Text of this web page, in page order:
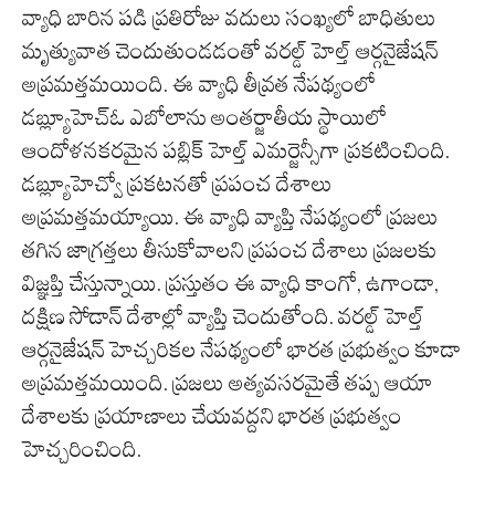
వ్యాధి బారిన పడి ప్రతిరోజు వదులు సంఖ్యలో బాధితులు
మృత్యువాత చెందుతుండడంతో వరల్డ్ హెల్త్ ఆర్గనైజేషన్
అప్రమత్తమయింది. ఈ వ్యాధి తీవ్రత నేపథ్యంలో
డబ్ల్యూహెచ్ఓ ఎబోలాను అంతర్జాతీయ స్థాయిలో
ఆందోళనకరమైన పబ్లిక్ హెల్త్ ఎమర్జెన్సీగా ప్రకటించింది.
డబ్ల్యూహెచ్వో ప్రకటనతో ప్రపంచ దేశాలు
అప్రమత్తమయ్యాయి. ఈ వ్యాధి వ్యాప్తి నేపథ్యంలో ప్రజలు
తగిన జాగ్రత్తలు తీసుకోవాలని ప్రపంచ దేశాలు ప్రజలకు
విజ్ఞప్తి చేస్తున్నాయి. ప్రస్తుతం ఈ వ్యాధి కాంగో, ఉగాండా,
దక్షిణ సోడాన్ దేశాల్లో వ్యాప్తి చెందుతోంది. వరల్డ్ హెల్త్
ఆర్గనైజేషన్ హెచ్చరికల నేపథ్యంలో భారత ప్రభుత్వం కూడా
అప్రమత్తమయింది. ప్రజలు అత్యవసరమైతే తప్ప ఆయా
దేశాలకు ప్రయాణాలు చేయవద్దని భారత ప్రభుత్వం
హెచ్చరించింది.